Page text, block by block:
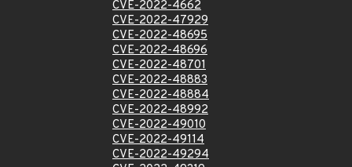
CVE-2022-4662
CVE-2022-47929
CVE-2022-48695
CVE-2022-48696
CVE-2022-48701
CVE-2022-48883
CVE-2022-48884
CVE-2022-48992
CVE-2022-49010
CVE-2022-49114
CVE-2022-49294